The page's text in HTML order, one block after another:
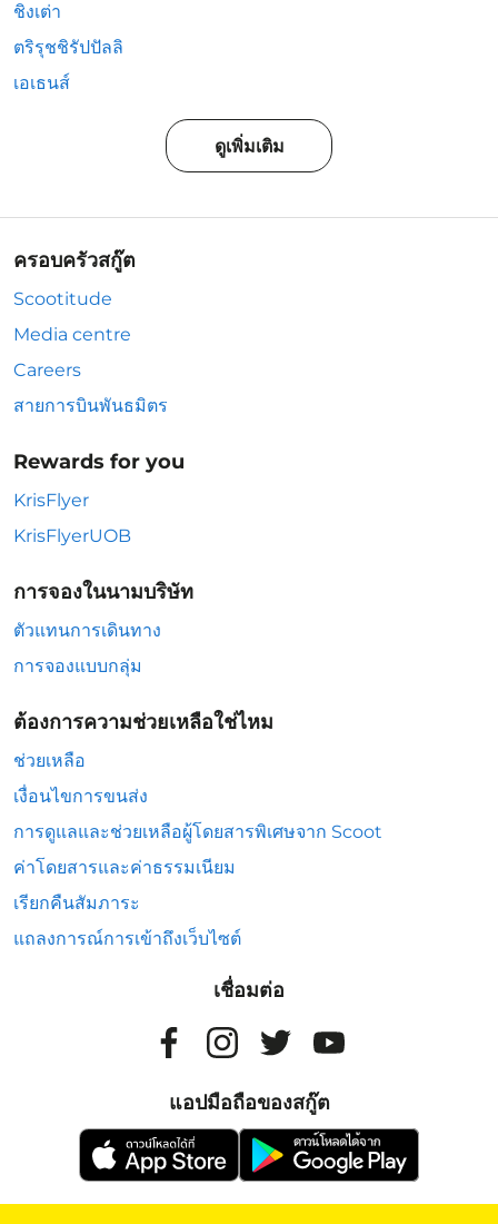
ชิงเต่า
ตริรุชชิรัปปัลลิ
เอเธนส์
ดูเพิ่มเติม
ครอบครัวสกู๊ต
Scootitude
Media centre
Careers
สายการบินพันธมิตร
Rewards for you
KrisFlyer
KrisFlyerUOB
การจองในนามบริษัท
ตัวแทนการเดินทาง
การจองแบบกลุ่ม
ต้องการความช่วยเหลือใช่ไหม
ช่วยเหลือ
เงื่อนไขการขนส่ง
การดูแลและช่วยเหลือผู้โดยสารพิเศษจาก Scoot
ค่าโดยสารและค่าธรรมเนียม
เรียกคืนสัมภาระ
แถลงการณ์การเข้าถึงเว็บไซต์
เชื่อมต่อ
แอปมือถือของสกู๊ต